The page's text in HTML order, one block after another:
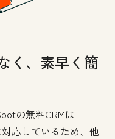
く、素早く簡
の無料CRMは
応しているため、他